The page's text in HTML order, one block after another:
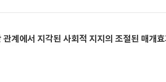
계에서 지각된 사회적 지지의 조절된 매개